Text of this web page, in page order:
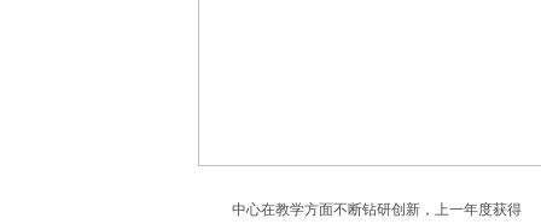
中心在教学方面不断钻研创新，上一年度获得